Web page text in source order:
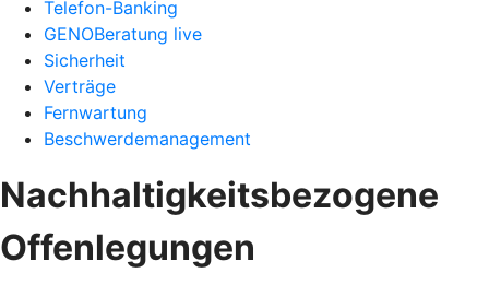
Telefon-Banking
GENOBeratung live
Sicherheit
Verträge
Fernwartung
Beschwerdemanagement
Nachhaltigkeitsbezogene
Offenlegungen